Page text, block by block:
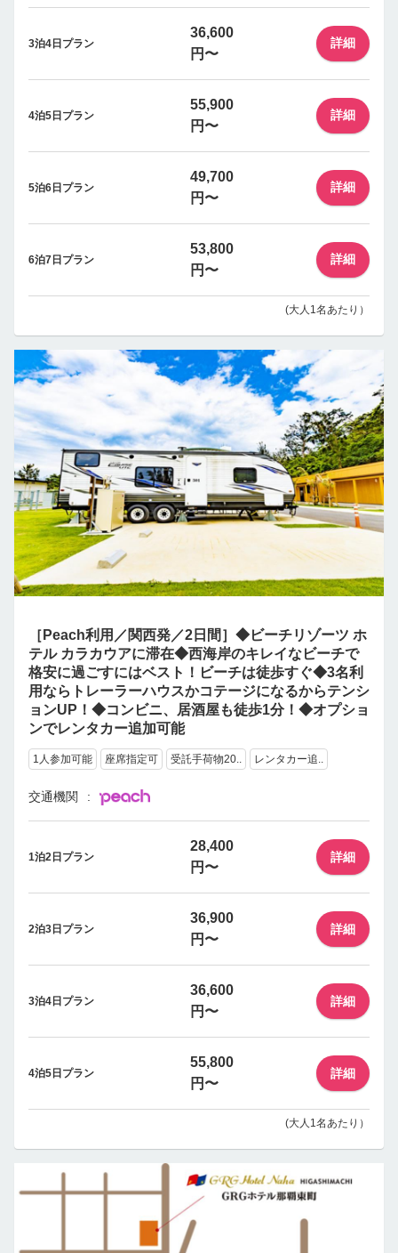
3泊4日プラン
36,600
円〜
詳細
4泊5日プラン
55,900
円〜
詳細
5泊6日プラン
49,700
円〜
詳細
6泊7日プラン
53,800
円〜
詳細
(大人1名あたり）
［Peach利用／関西発／2日間］◆ビーチリゾーツ ホ
テル カラカウアに滞在◆西海岸のキレイなビーチで
格安に過ごすにはベスト！ビーチは徒歩すぐ◆3名利
用ならトレーラーハウスかコテージになるからテンシ
ョンUP！◆コンビニ、居酒屋も徒歩1分！◆オプショ
ンでレンタカー追加可能
1人参加可能 座席指定可 受託手荷物20.. レンタカー追..
交通機関
1泊2日プラン
28,400
円〜
詳細
2泊3日プラン
36,900
円〜
詳細
3泊4日プラン
36,600
円〜
詳細
4泊5日プラン
55,800
円〜
詳細
(大人1名あたり）